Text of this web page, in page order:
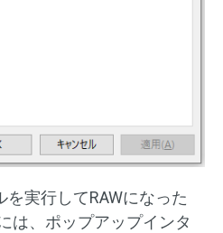
実行してRAWになった
は、ポップアップインタ